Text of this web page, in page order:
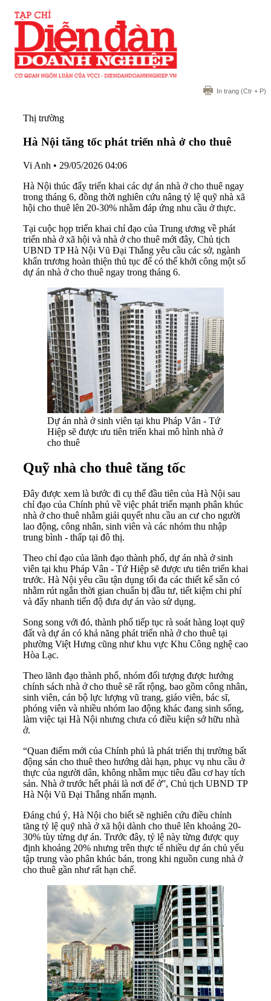
In trang (Ctr + P)
Thị trường
Hà Nội tăng tốc phát triển nhà ở cho thuê
Vi Anh • 29/05/2026 04:06
Hà Nội thúc đẩy triển khai các dự án nhà ở cho thuê ngay
trong tháng 6, đồng thời nghiên cứu nâng tỷ lệ quỹ nhà xã
hội cho thuê lên 20-30% nhằm đáp ứng nhu cầu ở thực.
Tại cuộc họp triển khai chỉ đạo của Trung ương về phát
triển nhà ở xã hội và nhà ở cho thuê mới đây, Chủ tịch
UBND TP Hà Nội Vũ Đại Thắng yêu cầu các sở, ngành
khẩn trương hoàn thiện thủ tục để có thể khởi công một số
dự án nhà ở cho thuê ngay trong tháng 6.
Dự án nhà ở sinh viên tại khu Pháp Vân - Tứ
Hiệp sẽ được ưu tiên triển khai mô hình nhà ở
cho thuê
Quỹ nhà cho thuê tăng tốc
Đây được xem là bước đi cụ thể đầu tiên của Hà Nội sau
chỉ đạo của Chính phủ về việc phát triển mạnh phân khúc
nhà ở cho thuê nhằm giải quyết nhu cầu an cư cho người
lao động, công nhân, sinh viên và các nhóm thu nhập
trung bình - thấp tại đô thị.
Theo chỉ đạo của lãnh đạo thành phố, dự án nhà ở sinh
viên tại khu Pháp Vân - Tứ Hiệp sẽ được ưu tiên triển khai
trước. Hà Nội yêu cầu tận dụng tối đa các thiết kế sẵn có
nhằm rút ngắn thời gian chuẩn bị đầu tư, tiết kiệm chi phí
và đẩy nhanh tiến độ đưa dự án vào sử dụng.
Song song với đó, thành phố tiếp tục rà soát hàng loạt quỹ
đất và dự án có khả năng phát triển nhà ở cho thuê tại
phường Việt Hưng cũng như khu vực Khu Công nghệ cao
Hòa Lạc.
Theo lãnh đạo thành phố, nhóm đối tượng được hưởng
chính sách nhà ở cho thuê sẽ rất rộng, bao gồm công nhân,
sinh viên, cán bộ lực lượng vũ trang, giáo viên, bác sĩ,
phóng viên và nhiều nhóm lao động khác đang sinh sống,
làm việc tại Hà Nội nhưng chưa có điều kiện sở hữu nhà
ở.
“Quan điểm mới của Chính phủ là phát triển thị trường bất
động sản cho thuê theo hướng dài hạn, phục vụ nhu cầu ở
thực của người dân, không nhằm mục tiêu đầu cơ hay tích
sản. Nhà ở trước hết phải là nơi để ở”, Chủ tịch UBND TP
Hà Nội Vũ Đại Thắng nhấn mạnh.
Đáng chú ý, Hà Nội cho biết sẽ nghiên cứu điều chỉnh
tăng tỷ lệ quỹ nhà ở xã hội dành cho thuê lên khoảng 20-
30% tùy từng dự án. Trước đây, tỷ lệ này từng được quy
định khoảng 20% nhưng trên thực tế nhiều dự án chủ yếu
tập trung vào phân khúc bán, trong khi nguồn cung nhà ở
cho thuê gần như rất hạn chế.